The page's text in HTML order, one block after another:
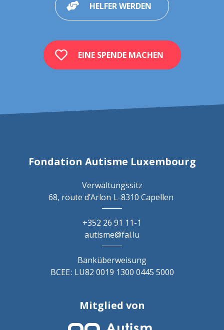
Multimedia
Andere nützliche Hilfsmittel
HELFER WERDEN
EINE SPENDE MACHEN
Fondation Autisme Luxembourg
Verwaltungssitz
68, route d’Arlon L-8310 Capellen
+352 26 91 11-1
autisme@fal.lu
Banküberweisung
BCEE : LU82 0019 1300 0445 5000
Mitglied von